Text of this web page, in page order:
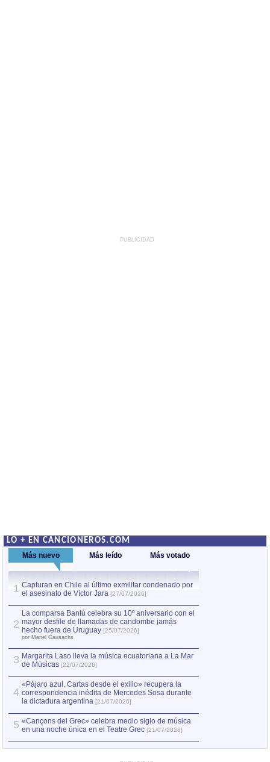
PUBLICIDAD
LO + EN CANCIONEROS.COM
Más nuevo Más leído Más votado
1 Capturan en Chile al último exmilitar condenado por
el asesinato de Víctor Jara [27/07/2026]
2
La comparsa Bantú celebra su 10º aniversario con el
mayor desfile de llamadas de candombe jamás
hecho fuera de Uruguay [25/07/2026]
por Manel Gausachs
3 Margarita Laso lleva la música ecuatoriana a La Mar
de Músicas [22/07/2026]
4
«Pájaro azul. Cartas desde el exilio» recupera la
correspondencia inédita de Mercedes Sosa durante
la dictadura argentina [21/07/2026]
5 «Cançons del Grec» celebra medio siglo de música
en una noche única en el Teatre Grec [21/07/2026]